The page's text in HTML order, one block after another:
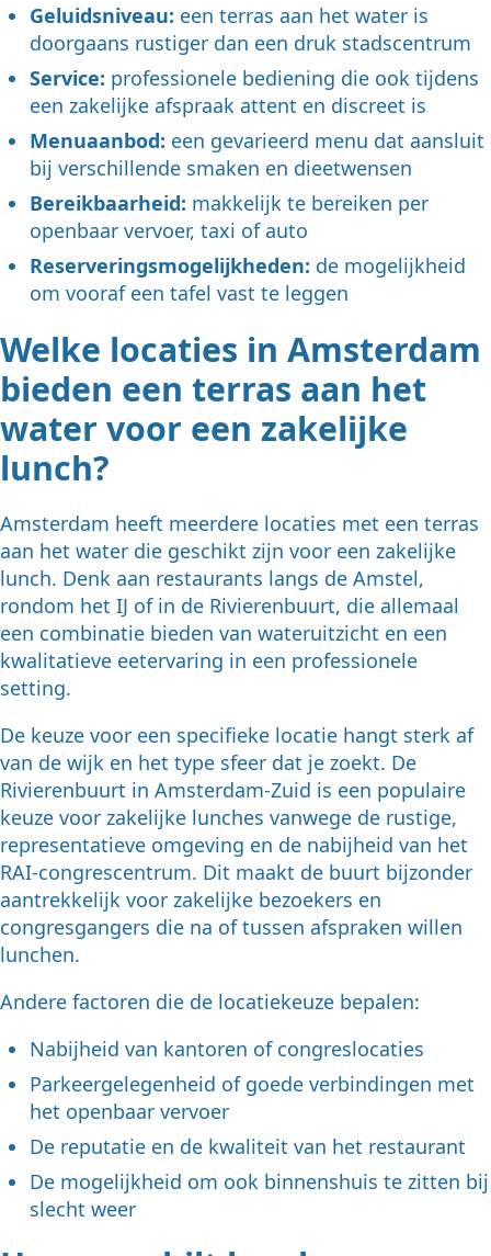
Geluidsniveau: een terras aan het water is
doorgaans rustiger dan een druk stadscentrum
Service: professionele bediening die ook tijdens
een zakelijke afspraak attent en discreet is
Menuaanbod: een gevarieerd menu dat aansluit
bij verschillende smaken en dieetwensen
Bereikbaarheid: makkelijk te bereiken per
openbaar vervoer, taxi of auto
Reserveringsmogelijkheden: de mogelijkheid
om vooraf een tafel vast te leggen
Welke locaties in Amsterdam
bieden een terras aan het
water voor een zakelijke
lunch?
Amsterdam heeft meerdere locaties met een terras
aan het water die geschikt zijn voor een zakelijke
lunch. Denk aan restaurants langs de Amstel,
rondom het IJ of in de Rivierenbuurt, die allemaal
een combinatie bieden van wateruitzicht en een
kwalitatieve eetervaring in een professionele
setting.
De keuze voor een specifieke locatie hangt sterk af
van de wijk en het type sfeer dat je zoekt. De
Rivierenbuurt in Amsterdam-Zuid is een populaire
keuze voor zakelijke lunches vanwege de rustige,
representatieve omgeving en de nabijheid van het
RAI-congrescentrum. Dit maakt de buurt bijzonder
aantrekkelijk voor zakelijke bezoekers en
congresgangers die na of tussen afspraken willen
lunchen.
Andere factoren die de locatiekeuze bepalen:
Nabijheid van kantoren of congreslocaties
Parkeergelegenheid of goede verbindingen met
het openbaar vervoer
De reputatie en de kwaliteit van het restaurant
De mogelijkheid om ook binnenshuis te zitten bij
slecht weer